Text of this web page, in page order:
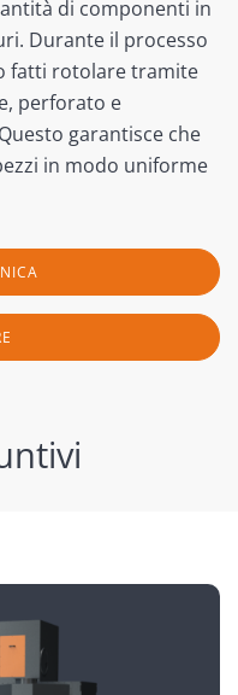
di componenti in
Durante il processo
fatti rotolare tramite
perforato e
garantisce che
in modo uniforme